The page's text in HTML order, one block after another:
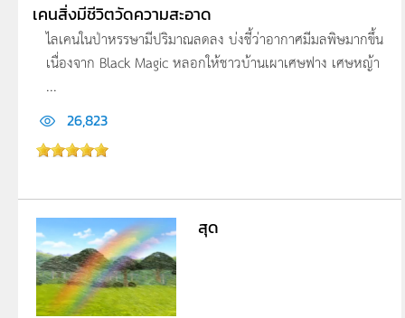
เคนสิ่งมีชีวิตวัดความสะอาด
ไลเคนในป่าหรรษามีปริมาณลดลง บ่งชี้ว่าอากาศมีมลพิษมากขึ้น
เนื่องจาก Black Magic หลอกให้ชาวบ้านเผาเศษฟาง เศษหญ้า
...
26,823
สุด